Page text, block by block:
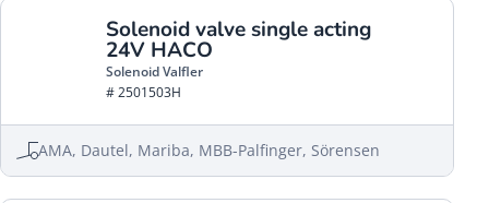
Solenoid valve single acting
24V HACO
Solenoid Valfler
# 2501503H
AMA, Dautel, Mariba, MBB-Palfinger, Sörensen